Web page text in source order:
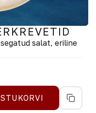
salat, eriline